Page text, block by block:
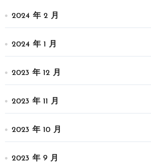
2024 年 2 月
2024 年 1 月
2023 年 12 月
2023 年 11 月
2023 年 10 月
2023 年 9 月